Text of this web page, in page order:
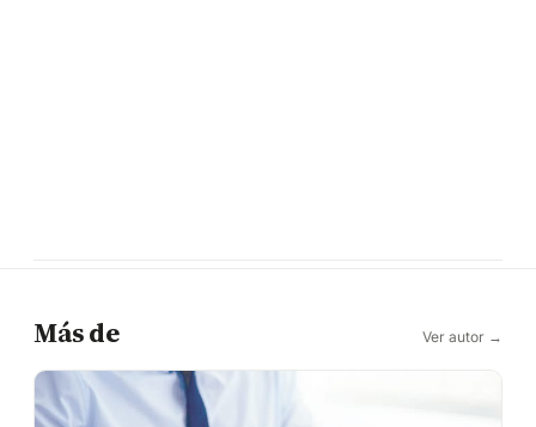
Más de Ver autor →